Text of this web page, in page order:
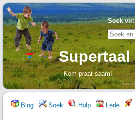
Soek vir:
Supertaal
Kom praat saam!
Blog Soek Hulp Lede